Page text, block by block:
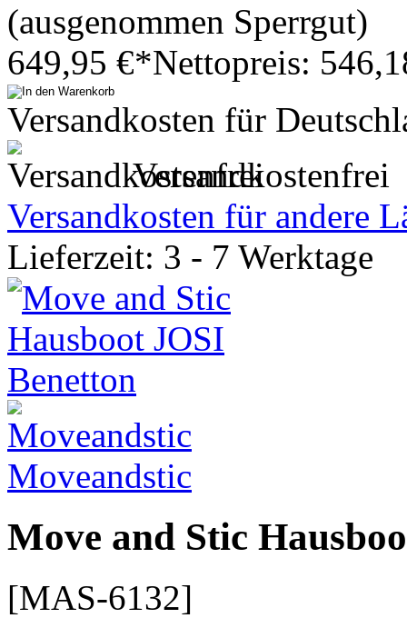
(ausgenommen Sperrgut)
649,95 €*Nettopreis:
Versandkosten für
Versandkostenfrei
Versandkosten für andere
Lieferzeit: 3 - 7 Werktage
Moveandstic
Move and Stic
[MAS-6132]